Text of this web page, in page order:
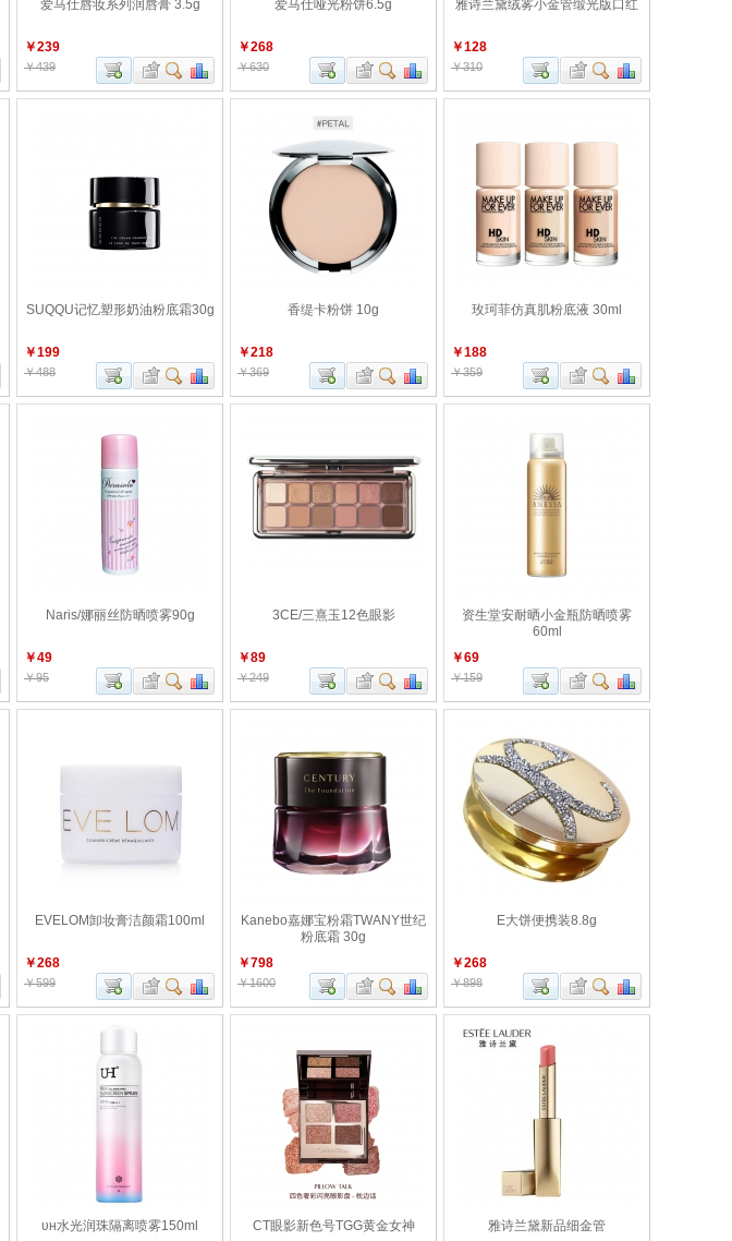
爱马仕唇妆系列润唇膏 3.5g
￥239
￥439
爱马仕哑光粉饼6.5g
￥268
￥630
雅诗兰黛绒雾小金管缎光版口红
￥128
￥310
SUQQU记忆塑形奶油粉底霜30g
￥199
￥488
香缇卡粉饼 10g
￥218
￥369
玫珂菲仿真肌粉底液 30ml
￥188
￥359
Naris/娜丽丝防晒喷雾90g
￥49
￥95
3CE/三熹玉12色眼影
￥89
￥249
资生堂安耐晒小金瓶防晒喷雾
60ml
￥69
￥159
EVELOM卸妆膏洁颜霜100ml
￥268
￥599
Kanebo嘉娜宝粉霜TWANY世纪
粉底霜 30g
￥798
￥1600
E大饼便携装8.8g
￥268
￥898
ᴜʜ水光润珠隔离喷雾150ml CT眼影新色号TGG黄金女神 雅诗兰黛新品细金管